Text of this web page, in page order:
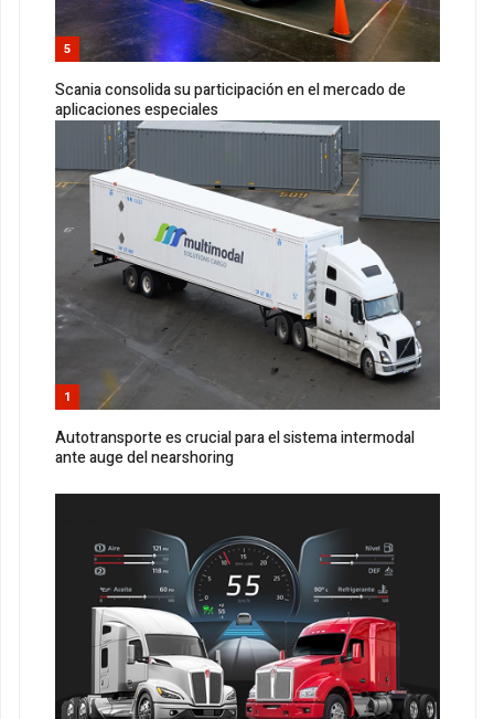
5
Scania consolida su participación en el mercado de
aplicaciones especiales
1
Autotransporte es crucial para el sistema intermodal
ante auge del nearshoring